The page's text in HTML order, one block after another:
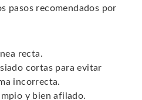
pasos recomendados por
recta.
cortas para evitar
incorrecta.
y bien afilado.